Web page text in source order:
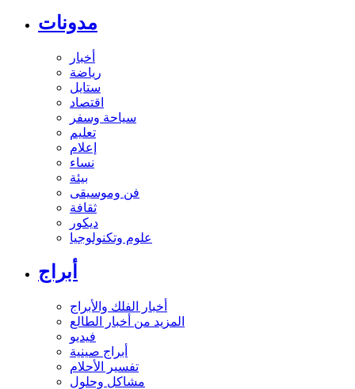
مدونات
أخبار
رياضة
ستايل
اقتصاد
سياحة وسفر
تعليم
إعلام
نساء
بيئة
فن وموسيقى
ثقافة
ديكور
علوم وتكنولوجيا
أبراج
أخبار الفلك والأبراج
المزيد من أخبار الطالع
فيديو
أبراج صينية
تفسير الأحلام
مشاكل وحلول